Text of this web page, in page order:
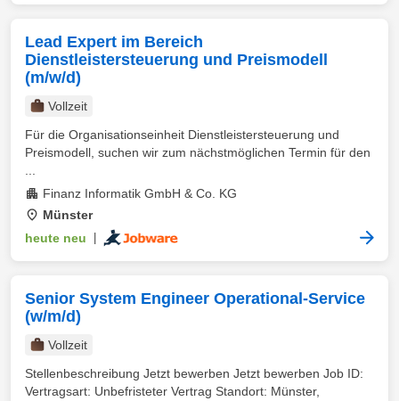
Lead Expert im Bereich
Dienstleistersteuerung und Preismodell
(m/w/d)
Vollzeit
Für die Organisationseinheit Dienstleistersteuerung und
Preismodell, suchen wir zum nächstmöglichen Termin für den
Finanz Informatik GmbH & Co. KG
Münster
heute neu
Senior System Engineer Operational-Service
(w/m/d)
Vollzeit
Stellenbeschreibung Jetzt bewerben Jetzt bewerben Job ID:
Vertragsart: Unbefristeter Vertrag Standort: Münster,